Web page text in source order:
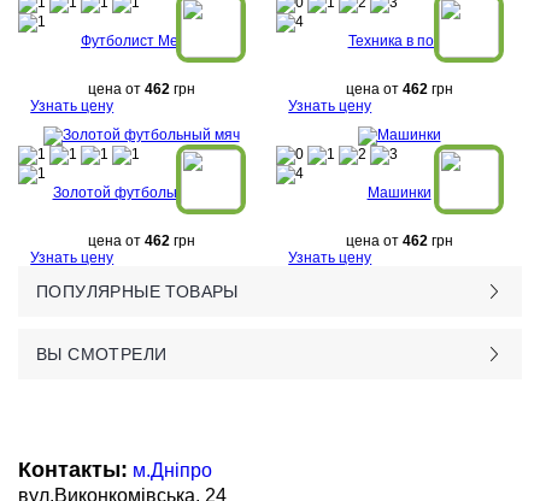
Футболист Месси
цена от 462грн
Узнать цену
Техника в поле
цена от 462грн
Узнать цену
Золотой футбольный мяч
цена от 462грн
Узнать цену
Машинки
цена от 462грн
Узнать цену
ПОПУЛЯРНЫЕ ТОВАРЫ
ВЫ СМОТРЕЛИ
Контакты: м.Дніпро
вул.Виконкомівська, 24